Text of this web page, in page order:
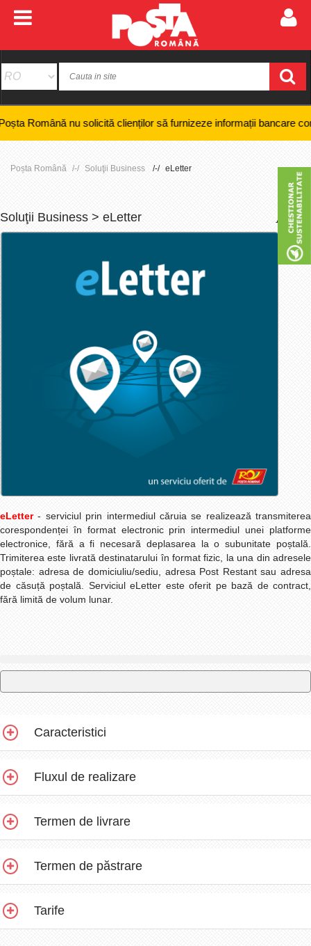
nu solicită clienților să furnizeze informații bancare
Poșta Română Soluţii Business eLetter
Soluţii Business > eLetter +
eLetter- serviciul prin intermediul căruia se realizează transmiterea
corespondenței în format electronic prin intermediul unei platforme
electronice, fără a fi necesară deplasarea la o subunitate poștală.
Trimiterea este livrată destinatarului în format fizic, la una din adresele
poștale: adresa de domiciuliu/sediu, adresa Post Restant sau adresa
de căsuță poștală. Serviciul eLetter este oferit pe bază de contract,
fără limită de volum lunar.
Caracteristici
Fluxul de realizare
Termen de livrare
Termen de păstrare
Tarife